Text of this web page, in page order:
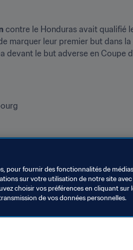
contre le Honduras avait qualifié
marquer leur premier but dans
devant le but adverse en Coupe
pour fournir des fonctionnalités de médias
sur votre utilisation de notre site avec
choisir vos préférences en cliquant sur
de vos données personnelles.